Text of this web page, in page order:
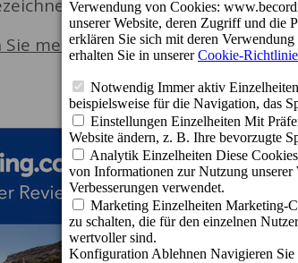
den TripAdvisor® Jahr für
Sie mehr